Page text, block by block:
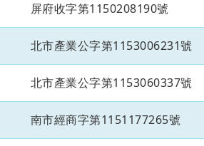
屏府收字第1150208190號
北市產業公字第1153006231號
北市產業公字第1153060337號
南市經商字第1151177265號